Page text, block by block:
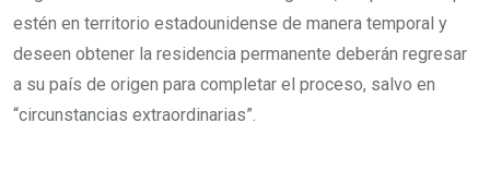
estén en territorio estadounidense de manera temporal y
deseen obtener la residencia permanente deberán regresar
a su país de origen para completar el proceso, salvo en
“circunstancias extraordinarias”.